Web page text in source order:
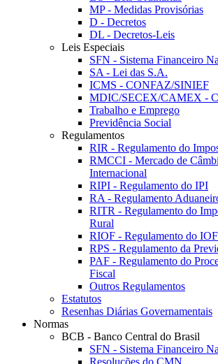
MP - Medidas Provisórias
D - Decretos
DL - Decretos-Leis
Leis Especiais
SFN - Sistema Financeiro
SA - Lei das S.A.
ICMS - CONFAZ/SINIEF
MDIC/SECEX/CAMEX -
Trabalho e Emprego
Previdência Social
Regulamentos
RIR - Regulamento do
RMCCI - Mercado de
Internacional
RIPI - Regulamento do IPI
RA - Regulamento
RITR - Regulamento do
Rural
RIOF - Regulamento do IOF
RPS - Regulamento da
PAF - Regulamento do
Fiscal
Outros Regulamentos
Estatutos
Resenhas Diárias Governamentais
Normas
BCB - Banco Central do Brasil
SFN - Sistema Financeiro
Resoluções do CMN